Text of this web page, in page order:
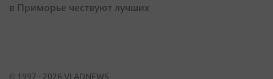
в Приморье чествуют лучших
© 1997 - 2026 VLADNEWS